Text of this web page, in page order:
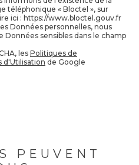
téléphonique « Bloctel », sur
ici : https://www.bloctel.gouv.fr
Données personnelles, nous
Données sensibles dans le champ
les Politiques de
d'Utilisation de Google
PEUVENT